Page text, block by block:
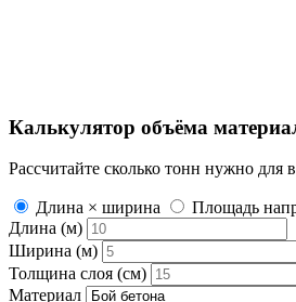
Калькулятор объёма
Рассчитайте сколько тонн нужно для
Длина × ширина
Площадь
Длина (м)
Ширина (м)
Толщина слоя (см)
Материал